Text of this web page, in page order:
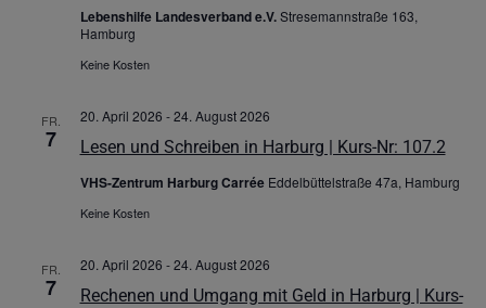
Lebenshilfe Landesverband e.V.Stresemannstraße 163,
Hamburg
Keine Kosten
FR.
7 Lesen und Schreiben in Harburg | Kurs-Nr: 107.2
20. April 2026 -24. August 2026
VHS-Zentrum Harburg Carrée Eddelbüttelstraße 47a, Hamburg
Keine Kosten
FR.
7
Rechenen und Umgang mit Geld in Harburg | Kurs-
20. April 2026 -24. August 2026